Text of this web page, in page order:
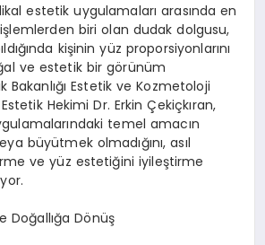
estetik uygulamaları arasında en
biri olan dudak dolgusu,
kişinin yüz proporsiyonlarını
ve estetik bir görünüm
Bakanlığı Estetik ve Kozmetoloji
Hekimi Dr. Erkin Çekiçkıran,
temel amacın
büyütmek olmadığını, asıl
ve yüz estetiğini iyileştirme
Doğallığa Dönüş